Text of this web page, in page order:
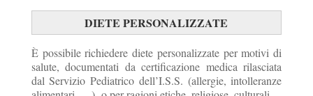
DIETE PERSONALIZZATE
È possibile richiedere diete personalizzate per motivi di
salute, documentati da certificazione medica rilasciata
dal Servizio Pediatrico dell’I.S.S. (allergie, intolleranze